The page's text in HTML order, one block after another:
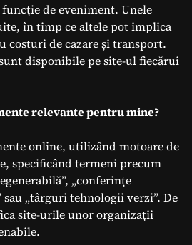
de eveniment. Unele
în timp ce altele pot implica
costuri de cazare și transport.
disponibile pe site-ul fiecărui
relevante pentru mine?
online, utilizând motoare de
specificând termeni precum
„conferințe
„târguri tehnologii verzi”. De
site-urile unor organizații